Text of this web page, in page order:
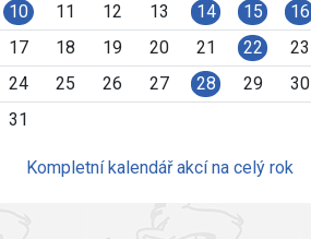
10
11 12 13 14 15
16
17
18 19 20 21 22
23
24
25 26 27 28 29
30
31
Kompletní kalendář akcí na celý rok